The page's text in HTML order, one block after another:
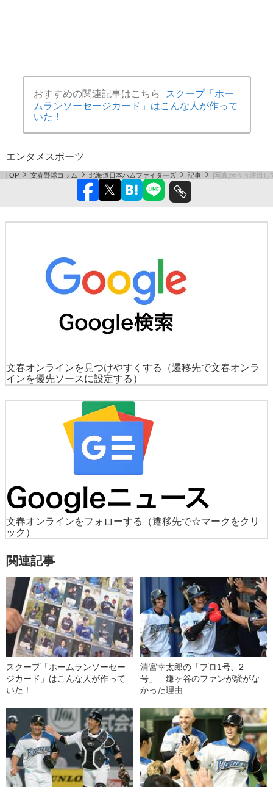
おすすめの関連記事はこちら
スクープ「ホー
ムランソーセージカード」はこんな人が作って
いた！
エンタメ スポーツ
TOP 文春野球コラム 北海道日本ハムファイターズ 記事 [写真]大々々注目
文春オンラインを見つけやすくする
（遷移先で文春オンラ
インを優先ソースに設定する）
文春オンラインをフォローする
（遷移先で☆マークをクリ
ック）
関連記事
スクープ「ホームランソーセー
ジカード」はこんな人が作って
いた！
清宮幸太郎の「プロ1号、2
号」 鎌ヶ谷のファンが騒がな
かった理由